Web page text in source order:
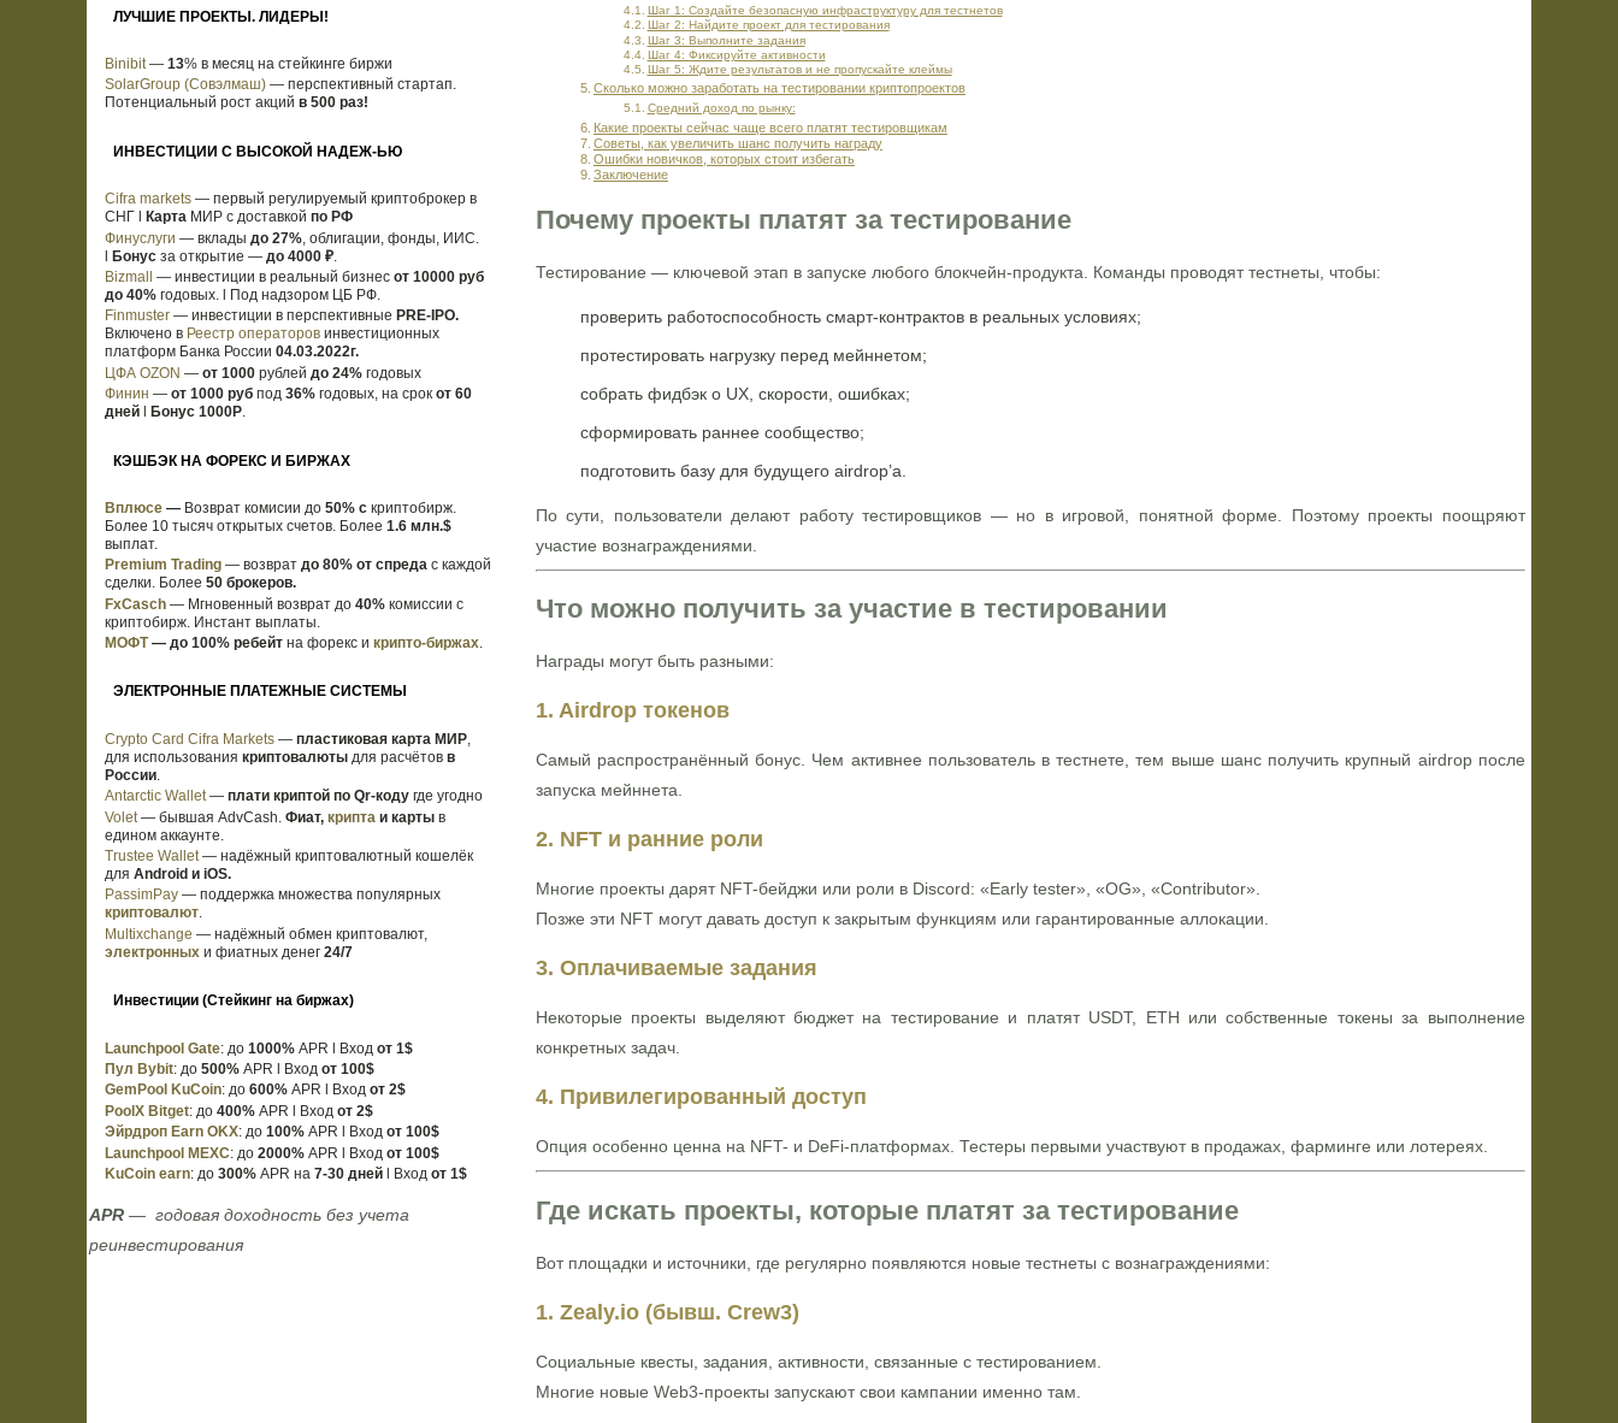
ЛУЧШИЕ ПРОЕКТЫ. ЛИДЕРЫ!
Binibit— 13% в месяц на стейкинге биржи
SolarGroup (Совэлмаш)— перспективный стартап.
Потенциальный рост акций в 500 раз!
ИНВЕСТИЦИИ С ВЫСОКОЙ НАДЕЖ-ЬЮ
Cifra markets— первый регулируемый криптоброкер в
СНГ l
КартаМИР с доставкой по РФ
Финуслуги — вклады до 27%, облигации, фонды, ИИС.
l Бонусза открытие — до 4000 ₽.
Bizmall
— инвестиции в реальный бизнесот 10000 руб
до 40%годовых. l Под надзором ЦБ РФ.
Finmuster— инвестиции в перспективные PRE-IPO.
Включено в Реестр операторовинвестиционных
платформ Банка России 04.03.2022г.
ЦФА OZON — от 1000рублей до 24%годовых
Финин — от 1000 рубпод36%годовых, на срок от 60
днейl Бонус 1000Р.
КЭШБЭК НА ФОРЕКС И БИРЖАХ
Вплюсе—Возврат комисии до 50% скриптобирж.
Более 10 тысяч открытых счетов. Более 1.6 млн.$
выплат.
Premium Trading— возврат до 80% от спредас каждой
сделки. Более 50 брокеров.
FxCasch— Мгновенный возврат до40%комиссии с
криптобирж. Инстант выплаты.
МОФТ— до 100% ребейтна форекс и крипто-биржах.
ЭЛЕКТРОННЫЕ ПЛАТЕЖНЫЕ СИСТЕМЫ
Crypto Card Cifra Markets—пластиковая карта МИР,
для использования криптовалютыдля расчётов в
России.
Antarctic Wallet—плати криптой по Qr-кодугде угодно
Volet— бывшая AdvCash. Фиат, крипта и картыв
едином аккаунте.
Trustee Wallet— надёжный криптовалютный кошелёк
для Android и iOS.
PassimPay— поддержка множества популярных
криптовалют.
Multixchange — надёжный обмен криптовалют,
электронныхи фиатных денег24/7
Инвестиции (Стейкинг на биржах)
Launchpool Gate: до 1000%APR l Вход от 1$
Пул Bybit: до 500%APR l Вход от 100$
GemPool KuCoin: до 600%APR l Вход от 2$
PoolX Bitget: до 400%APR l Вход от 2$
Эйрдроп Earn OKX: до 100%APR l Вход от 100$
Launchpool MEXC: до 2000%APR l Вход от 100$
KuCoin earn: до 300%APR на 7-30 днейl Вход от 1$
APR— годовая доходность без учета
реинвестирования
Шаг 1: Создайте безопасную инфраструктуру для тестнетов
Шаг 2: Найдите проект для тестирования
Шаг 3: Выполните задания
Шаг 4: Фиксируйте активности
Шаг 5: Ждите результатов и не пропускайте клеймы
Сколько можно заработать на тестировании криптопроектов
Средний доход по рынку:
Какие проекты сейчас чаще всего платят тестировщикам
Советы, как увеличить шанс получить награду
Ошибки новичков, которых стоит избегать
Заключение
Почему проекты платят за тестирование
Тестирование — ключевой этап в запуске любого блокчейн-продукта. Команды проводят тестнеты, чтобы:
проверить работоспособность смарт-контрактов в реальных условиях;
протестировать нагрузку перед мейннетом;
собрать фидбэк о UX, скорости, ошибках;
сформировать раннее сообщество;
подготовить базу для будущего airdrop’a.
По сути, пользователи делают работу тестировщиков — но в игровой, понятной форме. Поэтому проекты поощряют
участие вознаграждениями.
Что можно получить за участие в тестировании
Награды могут быть разными:
1. Airdrop токенов
Самый распространённый бонус. Чем активнее пользователь в тестнете, тем выше шанс получить крупный airdrop после
запуска мейннета.
2. NFT и ранние роли
Многие проекты дарят NFT-бейджи или роли в Discord: «Early tester», «OG», «Contributor».
Позже эти NFT могут давать доступ к закрытым функциям или гарантированные аллокации.
3. Оплачиваемые задания
Некоторые проекты выделяют бюджет на тестирование и платят USDT, ETH или собственные токены за выполнение
конкретных задач.
4. Привилегированный доступ
Опция особенно ценна на NFT- и DeFi-платформах. Тестеры первыми участвуют в продажах, фарминге или лотереях.
Где искать проекты, которые платят за тестирование
Вот площадки и источники, где регулярно появляются новые тестнеты с вознаграждениями:
1. Zealy.io (бывш. Crew3)
Социальные квесты, задания, активности, связанные с тестированием.
Многие новые Web3-проекты запускают свои кампании именно там.